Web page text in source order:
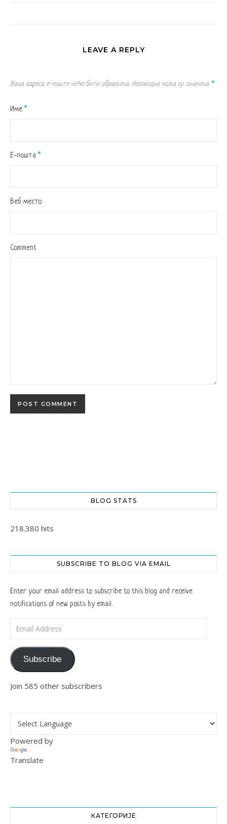
LEAVE A REPLY
Ваша адреса е-поште неће бити објављена. Неопходна поља су означена *
Име *
Е-пошта *
Веб место
Comment
BLOG STATS
218.380 hits
SUBSCRIBE TO BLOG VIA EMAIL
Enter your email address to subscribe to this blog and receive
notifications of new posts by email.
Subscribe
Join 585 other subscribers
Powered by
Translate
КАТЕГОРИЈЕ